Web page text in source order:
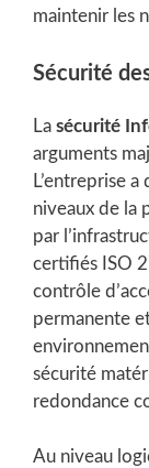
maintenir les
Sécurité
La sécurité
arguments
L’entreprise
niveaux de la
par
certifiés ISO
contrôle
permanente
sécurité
redondance
Au niveau